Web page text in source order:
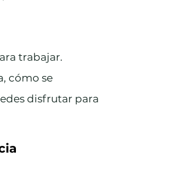
trabajar.
cómo se
disfrutar para